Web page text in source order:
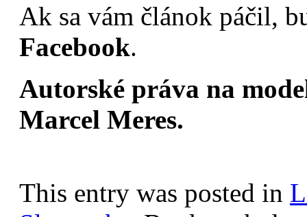
Ak sa vám článok páčil,
Facebook.
Autorské práva na
Marcel Meres.
This entry was posted in